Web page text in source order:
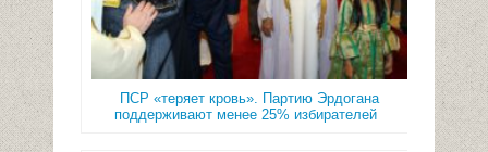
ПСР «теряет кровь». Партию Эрдогана
поддерживают менее 25% избирателей